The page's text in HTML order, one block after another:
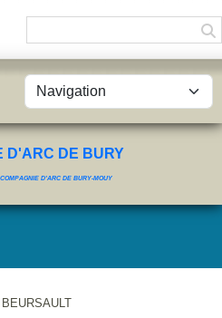
D'ARC DE BURY
D'ARC DE BURY-MOUY